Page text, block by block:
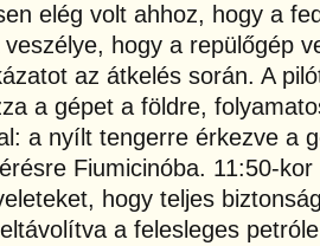
elég volt ahhoz, hogy a
hogy a repülőgép
az átkelés során. A
a gépet a földre,
a nyílt tengerre érkezve a
Fiumicinóba. 11:50-
hogy teljes
a felesleges